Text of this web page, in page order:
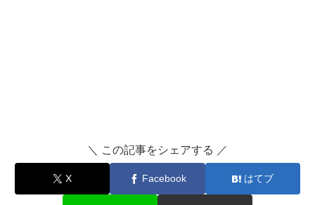
＼ この記事をシェアする ／
X Facebook はてブ